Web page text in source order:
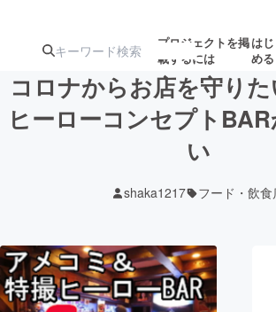
プロジェクトを掲
載するには
はじ
める
注目の新着プロ
テクノロジー・ガジェット
コロナからお店を守り
ヒーローコンセプト
い
shaka1217 フード・飲食